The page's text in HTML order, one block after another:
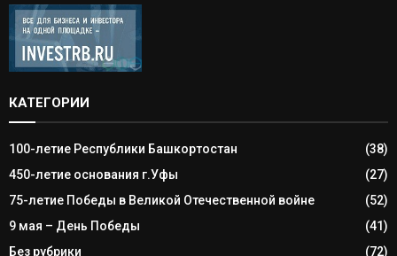
КАТЕГОРИИ
100-летие Республики Башкортостан
(38)
450-летие основания г.Уфы
(27)
75-летие Победы в Великой Отечественной войне
(52)
9 мая – День Победы
(41)
Без рубрики
(72)